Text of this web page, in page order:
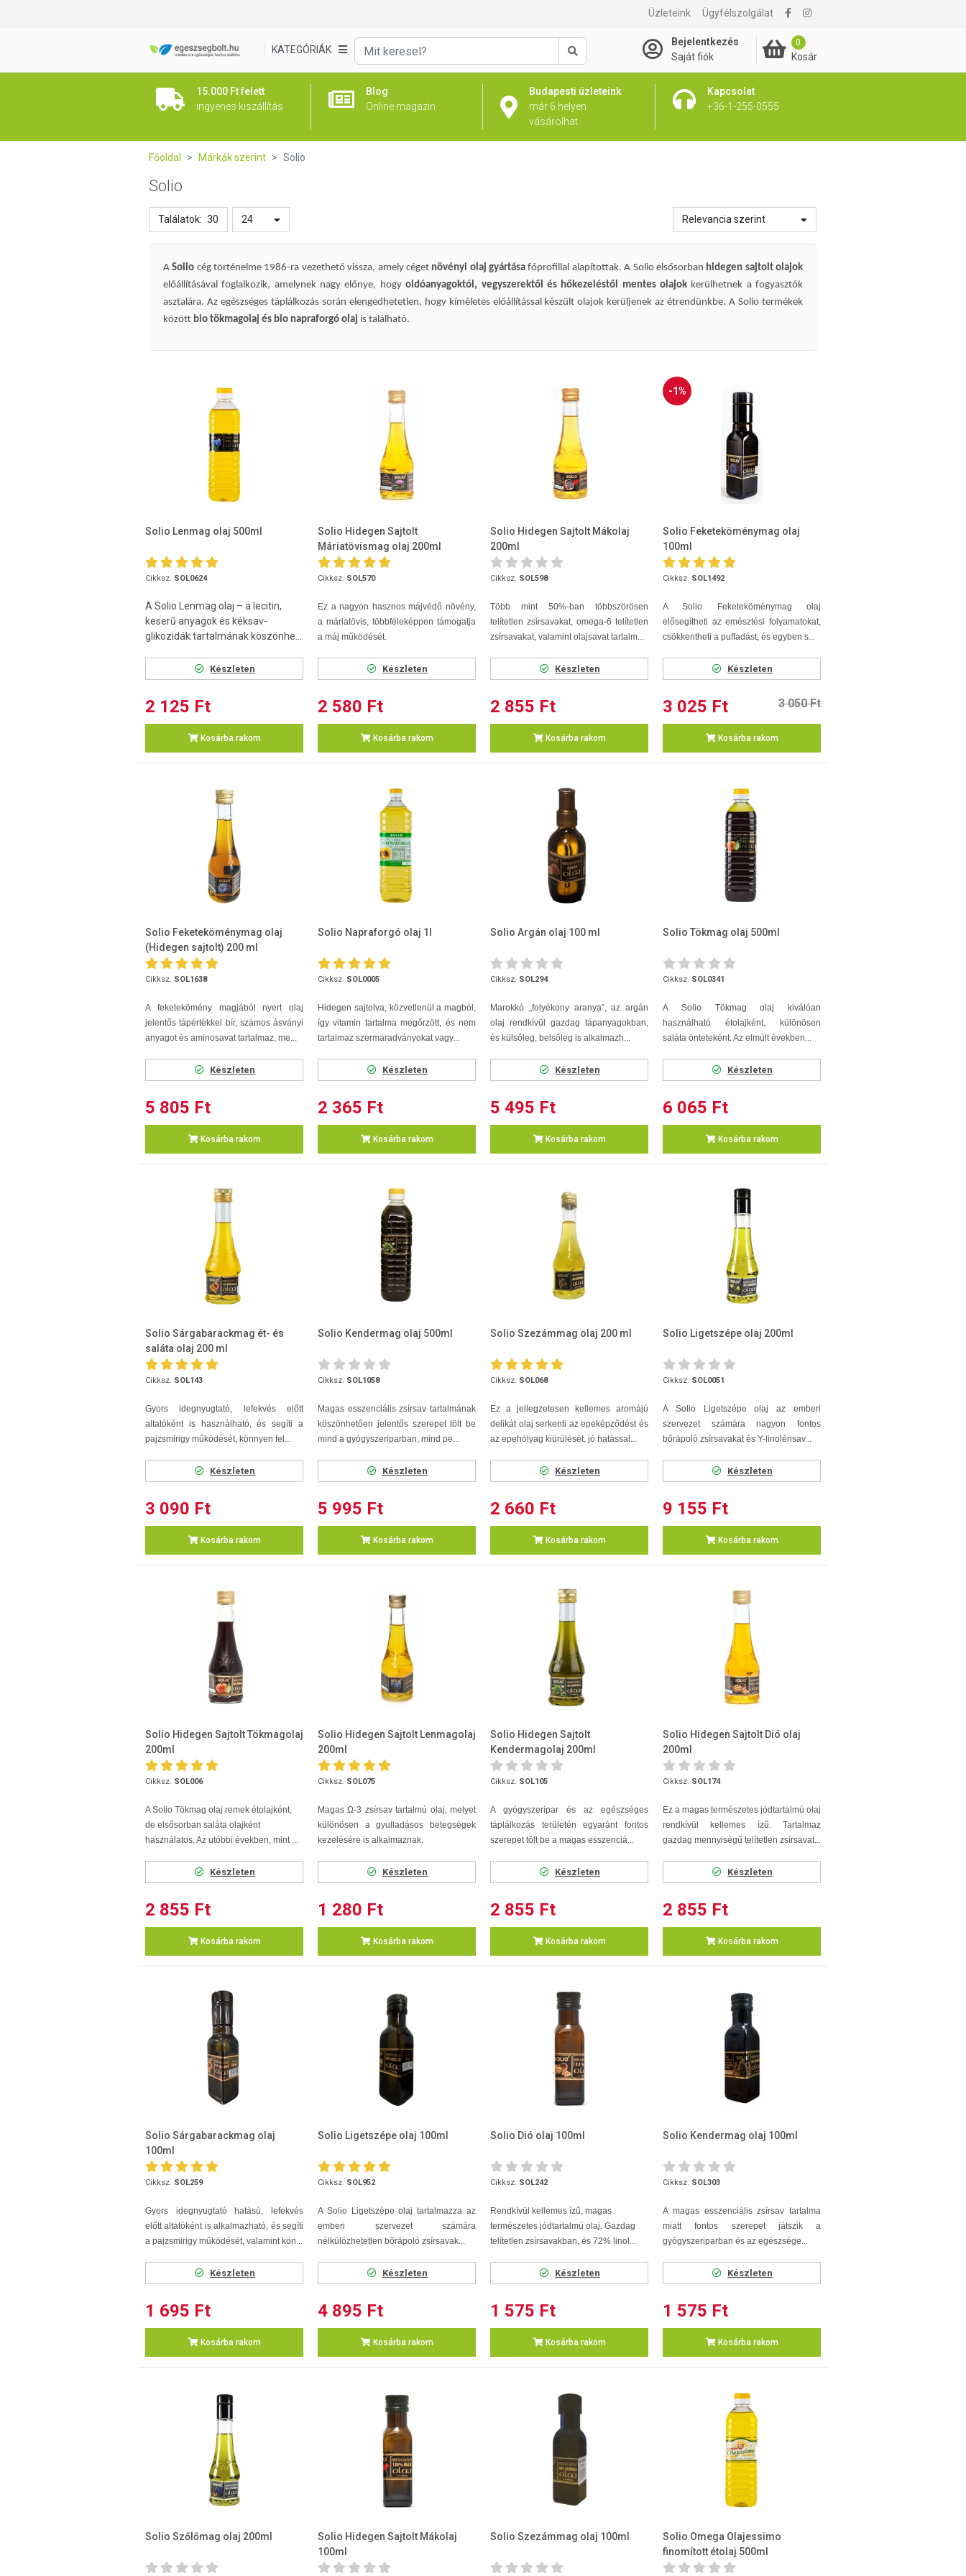
Üzleteink Ügyfélszolgálat
KATEGÓRIÁK
Keresés
Bejelentkezés
Saját fiók
0
Kosár
15.000 Ft felett
ingyenes kiszállítás
Blog
Online magazin
Budapesti üzleteink
már 6 helyen
vásárolhat
Kapcsolat
+36-1-255-0555
Főoldal Márkák szerint Solio
Solio
Találatok: 30 24 Relevancia szerint
ASolio cég történelme 1986-ra vezethető vissza, amely céget növényi olaj gyártásafőprofillal alapítottak. A Solio elsősorban hidegen sajtolt olajok
előállításával foglalkozik, amelynek nagy előnye, hogyoldóanyagoktól, vegyszerektől és hőkezeléstől mentes olajokkerülhetnek a fogyasztók
asztalára. Az egészséges táplálkozás során elengedhetetlen, hogy kíméletes előállítással készült olajok kerüljenek az étrendünkbe. A Solio termékek
között bio tökmagolaj és bio napraforgó olaj is található.
Solio Lenmag olaj 500ml
Cikksz. SOL0624
A Solio Lenmag olaj – a lecitin,
keserű anyagok és kéksav-
glikozidák tartalmának köszönhe...
Készleten
2 125 Ft
Kosárba rakom
Solio Hidegen Sajtolt
Máriatövismag olaj 200ml
Cikksz. SOL570
Ez a nagyon hasznos májvédő növény,
a máriatövis, többféleképpen támogatja
a máj működését.
Készleten
2 580 Ft
Kosárba rakom
Solio Hidegen Sajtolt Mákolaj
200ml
Cikksz. SOL598
Több mint 50%-ban többszörösen
telítetlen zsírsavakat, omega-6 telítetlen
zsírsavakat, valamint olajsavat tartalm...
Készleten
2 855 Ft
Kosárba rakom
-1%
Solio Feketeköménymag olaj
100ml
Cikksz. SOL1492
A Solio Feketeköménymag olaj
elősegítheti az emésztési folyamatokat,
csökkentheti a puffadást, és egyben s...
Készleten
3 025 Ft 3 050 Ft
Kosárba rakom
Solio Feketeköménymag olaj
(Hidegen sajtolt) 200 ml
Cikksz. SOL1638
A feketekömény magjából nyert olaj
jelentős tápértékkel bír, számos ásványi
anyagot és aminosavat tartalmaz, me...
Készleten
5 805 Ft
Kosárba rakom
Solio Napraforgó olaj 1l
Cikksz. SOL0005
Hidegen sajtolva, közvetlenül a magból,
így vitamin tartalma megőrzött, és nem
tartalmaz szermaradványokat vagy...
Készleten
2 365 Ft
Kosárba rakom
Solio Argán olaj 100 ml
Cikksz. SOL294
Marokkó „folyékony aranya”, az argán
olaj rendkívül gazdag tápanyagokban,
és külsőleg, belsőleg is alkalmazh...
Készleten
5 495 Ft
Kosárba rakom
Solio Tökmag olaj 500ml
Cikksz. SOL0341
A Solio Tökmag olaj kiválóan
használható étolajként, különösen
saláta önteteként. Az elmúlt években...
Készleten
6 065 Ft
Kosárba rakom
Solio Sárgabarackmag ét- és
saláta olaj 200 ml
Cikksz. SOL143
Gyors idegnyugtató, lefekvés előtt
altatóként is használható, és segíti a
pajzsmirigy működését, könnyen fel...
Készleten
3 090 Ft
Kosárba rakom
Solio Kendermag olaj 500ml
Cikksz. SOL1058
Magas esszenciális zsírsav tartalmának
köszönhetően jelentős szerepet tölt be
mind a gyógyszeriparban, mind pe...
Készleten
5 995 Ft
Kosárba rakom
Solio Szezámmag olaj 200 ml
Cikksz. SOL068
Ez a jellegzetesen kellemes aromájú
delikát olaj serkenti az epeképződést és
az epehólyag kiürülését, jó hatással...
Készleten
2 660 Ft
Kosárba rakom
Solio Ligetszépe olaj 200ml
Cikksz. SOL0051
A Solio Ligetszépe olaj az emberi
szervezet számára nagyon fontos
bőrápoló zsírsavakat és Y-linolénsav...
Készleten
9 155 Ft
Kosárba rakom
Solio Hidegen Sajtolt Tökmagolaj
200ml
Cikksz. SOL006
A Solio Tökmag olaj remek étolajként,
de elsősorban saláta olajként
használatos. Az utóbbi években, mint ...
Készleten
2 855 Ft
Kosárba rakom
Solio Hidegen Sajtolt Lenmagolaj
200ml
Cikksz. SOL075
Magas Ω-3 zsírsav tartalmú olaj, melyet
különösen a gyulladásos betegségek
kezelésére is alkalmaznak.
Készleten
1 280 Ft
Kosárba rakom
Solio Hidegen Sajtolt
Kendermagolaj 200ml
Cikksz. SOL105
A gyógyszeripar és az egészséges
táplálkozás területén egyaránt fontos
szerepet tölt be a magas esszenciá...
Készleten
2 855 Ft
Kosárba rakom
Solio Hidegen Sajtolt Dió olaj
200ml
Cikksz. SOL174
Ez a magas természetes jódtartalmú olaj
rendkívül kellemes ízű. Tartalmaz
gazdag mennyiségű telítetlen zsírsavat...
Készleten
2 855 Ft
Kosárba rakom
Solio Sárgabarackmag olaj
100ml
Cikksz. SOL259
Gyors idegnyugtató hatású, lefekvés
előtt altatóként is alkalmazható, és segíti
a pajzsmirigy működését, valamint kön...
Készleten
1 695 Ft
Kosárba rakom
Solio Ligetszépe olaj 100ml
Cikksz. SOL952
A Solio Ligetszépe olaj tartalmazza az
emberi szervezet számára
nélkülözhetetlen bőrápoló zsírsavak...
Készleten
4 895 Ft
Kosárba rakom
Solio Dió olaj 100ml
Cikksz. SOL242
Rendkívül kellemes ízű, magas
természetes jódtartalmú olaj. Gazdag
telítetlen zsírsavakban, és 72% linol...
Készleten
1 575 Ft
Kosárba rakom
Solio Kendermag olaj 100ml
Cikksz. SOL303
A magas esszenciális zsírsav tartalma
miatt fontos szerepet játszik a
gyógyszeriparban és az egészsége...
Készleten
1 575 Ft
Kosárba rakom
Solio Szőlőmag olaj 200ml
Solio Hidegen Sajtolt Mákolaj
100ml
Solio Szezámmag olaj 100ml
Solio Omega Olajessimo
finomított étolaj 500ml